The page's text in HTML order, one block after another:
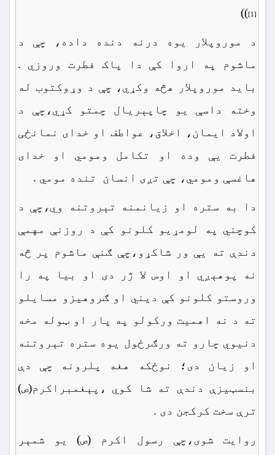
[1]
))
د موروپلار یوه درنه دنده داده، چې د
ماشوم په اروا کې دا پاک فطرت وروزي .
باید موروپلار هڅه وکړي، چې د وړوکتوب له
وخته داسې یو چاپېریال چمتو کړي،چې د
اولاد ایمان، اخلاق، عواطف او خدای نمانځی
فطرت یې وده او تکامل ومومي او خدای
هاغسې ومومي، چې تږی انسان تنده مومي .
دا به ستره او زیانمنه تېروتنه وي،چې د
کوچني په لومړیو کلونو کې د روزنې مهمې
دندې ته یې ور شاکړو،چې ګنې ماشوم پر څه
نه پوهېږي او اوس لا ژر دی او بیا په را
وروستو کلونو کې دیني او ګروهیزو مسایلو
ته د نه اهمیت ورکولو په پار او ټوله مخه
دنیوي چارو ته ورګرځول یوه ستره تېروتنه
او زیان دی؛ نوځکه هغه پلرونه چې دې
بنسټیزې دندې ته شا کوي ،پېغمبراکرم(ص)
ترې سخت کرکجن دی .
روایت شوی،چې رسول اکرم (ص) یو شمېر